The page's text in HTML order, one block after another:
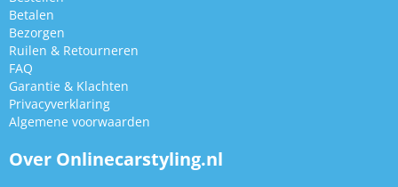
Betalen
Bezorgen
Ruilen & Retourneren
FAQ
Garantie & Klachten
Privacyverklaring
Algemene voorwaarden
Over Onlinecarstyling.nl